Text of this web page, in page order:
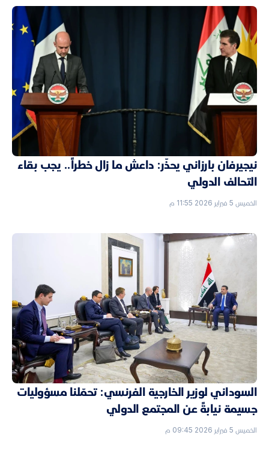
نيجيرفان بارزاني يحذّر: داعش ما زال خطراً.. يجب بقاء
التحالف الدولي
الخميس 5 فبراير 2026 11:55 م
السوداني لوزير الخارجية الفرنسي: تحمّلنا مسؤوليات
جسيمة نيابةً عن المجتمع الدولي
الخميس 5 فبراير 2026 09:45 م